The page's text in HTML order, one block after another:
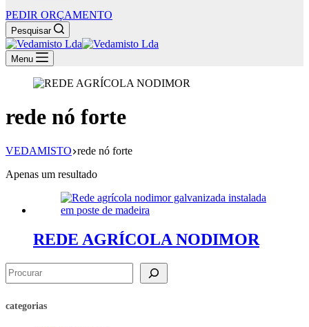
PEDIR ORÇAMENTO
Pesquisar
Menu
rede nó forte
VEDAMISTO rede nó forte
Apenas um resultado
REDE AGRÍCOLA NODIMOR
categorias